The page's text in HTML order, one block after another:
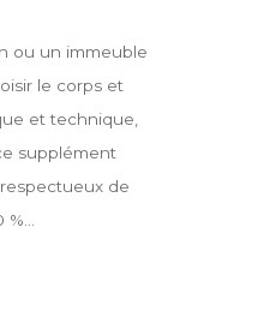
ou un immeuble
le corps et
et technique,
supplément
de
%...